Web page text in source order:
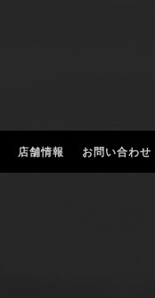
店舗情報 お問い合わせ